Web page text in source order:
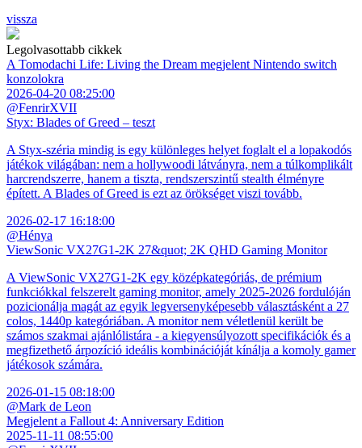
vissza
Legolvasottabb cikkek
A Tomodachi Life: Living the Dream megjelent Nintendo switch
konzolokra
2026-04-20 08:25:00
@FenrirXVII
Styx: Blades of Greed – teszt
A Styx-széria mindig is egy különleges helyet foglalt el a lopakodós
játékok világában: nem a hollywoodi látványra, nem a túlkomplikált
harcrendszerre, hanem a tiszta, rendszerszintű stealth élményre
épített. A Blades of Greed is ezt az örökséget viszi tovább.
2026-02-17 16:18:00
@Hénya
ViewSonic VX27G1-2K 27&quot; 2K QHD Gaming Monitor
A ViewSonic VX27G1-2K egy középkategóriás, de prémium
funkciókkal felszerelt gaming monitor, amely 2025-2026 fordulóján
pozicionálja magát az egyik legversenyképesebb választásként a 27
colos, 1440p kategóriában. A monitor nem véletlenül került be
számos szakmai ajánlólistára - a kiegyensúlyozott specifikációk és a
megfizethető árpozíció ideális kombinációját kínálja a komoly gamer
játékosok számára.
2026-01-15 08:18:00
@Mark de Leon
Megjelent a Fallout 4: Anniversary Edition
2025-11-11 08:55:00